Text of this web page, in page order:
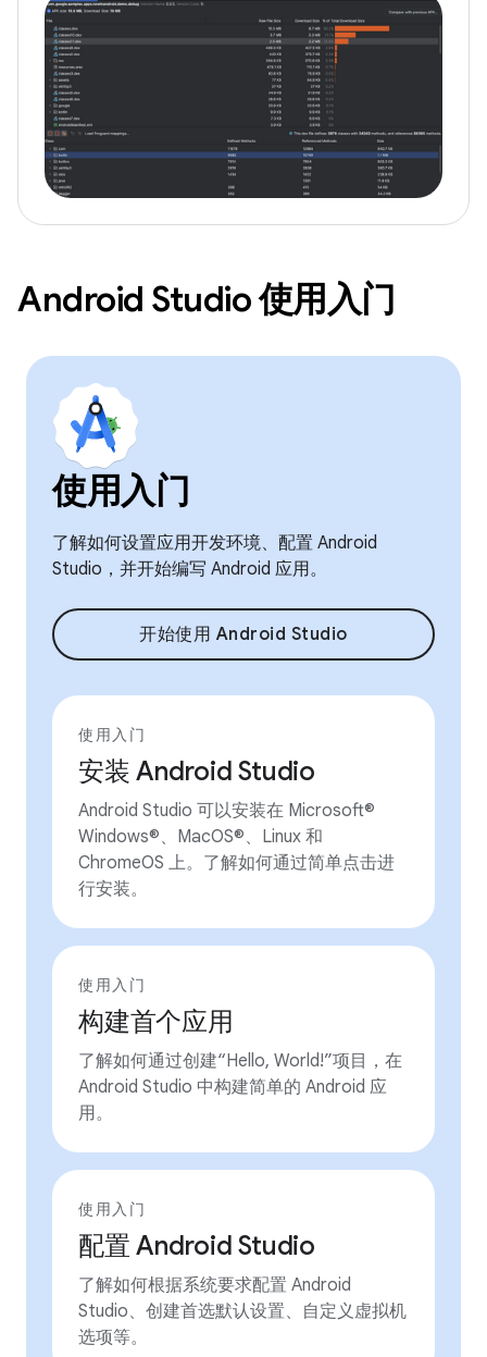
Android Studio 使用入门
使用入门
了解如何设置应用开发环境、配置 Android
Studio，并开始编写 Android 应用。
开始使用 Android Studio
使用入门
安装 Android Studio
Android Studio 可以安装在 Microsoft®
Windows®、MacOS®、Linux 和
ChromeOS 上。了解如何通过简单点击进
行安装。
使用入门
构建首个应用
了解如何通过创建“Hello, World!”项目，在
Android Studio 中构建简单的 Android 应
用。
使用入门
配置 Android Studio
了解如何根据系统要求配置 Android
Studio、创建首选默认设置、自定义虚拟机
选项等。